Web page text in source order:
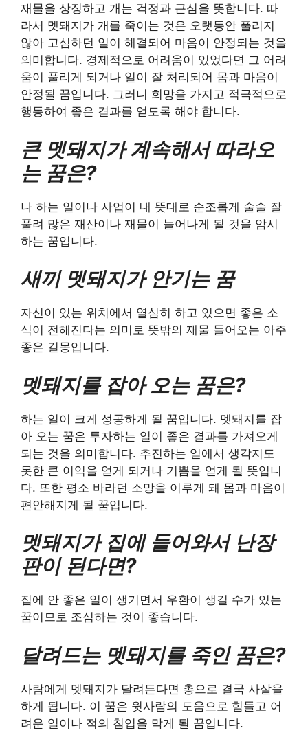
재물을 상징하고 개는 걱정과 근심을 뜻합니다. 따
라서 멧돼지가 개를 죽이는 것은 오랫동안 풀리지
않아 고심하던 일이 해결되어 마음이 안정되는 것을
의미합니다. 경제적으로 어려움이 있었다면 그 어려
움이 풀리게 되거나 일이 잘 처리되어 몸과 마음이
안정될 꿈입니다. 그러니 희망을 가지고 적극적으로
행동하여 좋은 결과를 얻도록 해야 합니다.
큰 멧돼지가 계속해서 따라오
는 꿈은?
나 하는 일이나 사업이 내 뜻대로 순조롭게 술술 잘
풀려 많은 재산이나 재물이 늘어나게 될 것을 암시
하는 꿈입니다.
새끼 멧돼지가 안기는 꿈
자신이 있는 위치에서 열심히 하고 있으면 좋은 소
식이 전해진다는 의미로 뜻밖의 재물 들어오는 아주
좋은 길몽입니다.
멧돼지를 잡아 오는 꿈은?
하는 일이 크게 성공하게 될 꿈입니다. 멧돼지를 잡
아 오는 꿈은 투자하는 일이 좋은 결과를 가져오게
되는 것을 의미합니다. 추진하는 일에서 생각지도
못한 큰 이익을 얻게 되거나 기쁨을 얻게 될 뜻입니
다. 또한 평소 바라던 소망을 이루게 돼 몸과 마음이
편안해지게 될 꿈입니다.
멧돼지가 집에 들어와서 난장
판이 된다면?
집에 안 좋은 일이 생기면서 우환이 생길 수가 있는
꿈이므로 조심하는 것이 좋습니다.
달려드는 멧돼지를 죽인 꿈은?
사람에게 멧돼지가 달려든다면 총으로 결국 사살을
하게 됩니다. 이 꿈은 윗사람의 도움으로 힘들고 어
려운 일이나 적의 침입을 막게 될 꿈입니다.